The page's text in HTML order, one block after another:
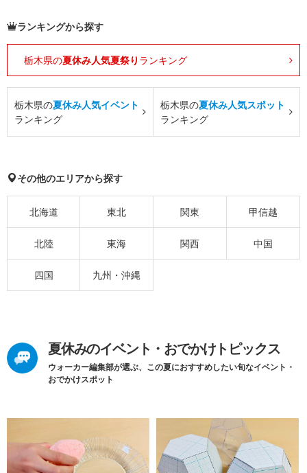
ランキングから探す
栃木県の夏休み人気夏祭り ランキング
栃木県の夏休み人気イベント
ランキング
栃木県の夏休み人気スポット
ランキング
その他のエリアから探す
北海道 東北 関東 甲信越
北陸 東海 関西 中国
四国 九州・沖縄
夏休みのイベント・おでかけトピックス
ウォーカー編集部が選ぶ、この夏におすすめしたい旬なイベント・
おでかけスポット